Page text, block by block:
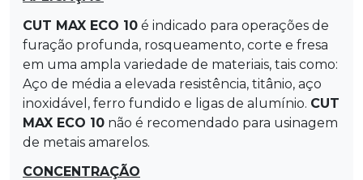
CUT MAX ECO 10 é indicado para operações de
furação profunda, rosqueamento, corte e fresa
em uma ampla variedade de materiais, tais como:
Aço de média a elevada resistência, titânio, aço
inoxidável, ferro fundido e ligas de alumínio. CUT
MAX ECO 10 não é recomendado para usinagem
de metais amarelos.
CONCENTRAÇÃO